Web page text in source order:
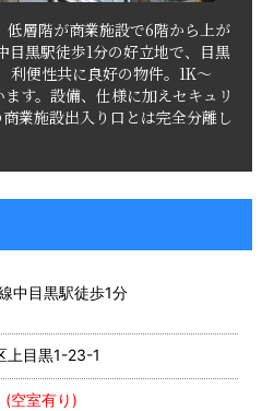
低層階が商業施設で6階から上が
目黒駅徒歩1分の好立地で、目黒
利便性共に良好の物件。1K～
す。設備、仕様に加えセキュリ
業施設出入り口とは完全分離し
中目黒駅徒歩1分
上目黒1-23-1
(空室有り)